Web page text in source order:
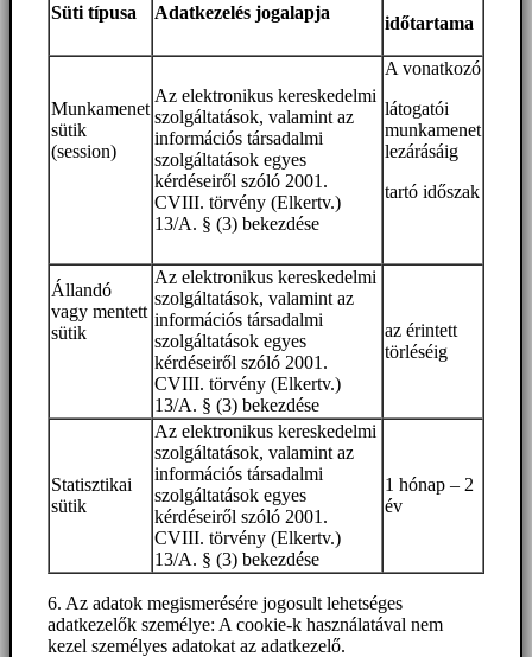
Süti típusa Adatkezelés jogalapja
időtartama
Munkamenet
sütik
(session)
Az elektronikus kereskedelmi
szolgáltatások, valamint az
információs társadalmi
szolgáltatások egyes
kérdéseiről szóló 2001.
CVIII. törvény (Elkertv.)
13/A. § (3) bekezdése
A vonatkozó
látogatói
munkamenet
lezárásáig
tartó időszak
Állandó
vagy mentett
sütik
Az elektronikus kereskedelmi
szolgáltatások, valamint az
információs társadalmi
szolgáltatások egyes
kérdéseiről szóló 2001.
CVIII. törvény (Elkertv.)
13/A. § (3) bekezdése
az érintett
törléséig
Statisztikai
sütik
Az elektronikus kereskedelmi
szolgáltatások, valamint az
információs társadalmi
szolgáltatások egyes
kérdéseiről szóló 2001.
CVIII. törvény (Elkertv.)
13/A. § (3) bekezdése
1 hónap – 2
év
6. Az adatok megismerésére jogosult lehetséges
adatkezelők személye: A cookie-k használatával nem
kezel személyes adatokat az adatkezelő.